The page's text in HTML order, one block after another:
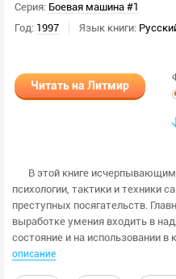
Серия: Боевая машина #1
Год: 1997 Язык книги:
Читать на Литмир
В этой книге
психологии, тактики и техники
преступных посягательств.
выработке умения входить в
состояние и на использовании в
описание